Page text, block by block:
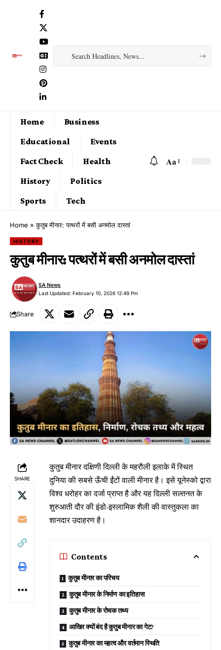
Home
Business
Educational
Events
Fact Check
Health
History
Politics
Sports
Tech
Aa
Home »कुतुब मीनार: पत्थरों में बसी अनमोल दास्तां
HISTORY
कुतुब मीनार: पत्थरों में बसी अनमोल दास्तां
Last Updated: February 10, 2026 12:49 Pm
SA News
Share
SHARE
कुतुब मीनार दक्षिणी दिल्ली के महरौली इलाके में स्थित
दुनिया की सबसे ऊँची ईंटों वाली मीनार है। इसे यूनेस्को द्वारा
विश्व धरोहर का दर्जा प्राप्त है और यह दिल्ली सल्तनत के
शुरुआती दौर की इंडो-इस्लामिक शैली की वास्तुकला का
शानदार उदाहरण है।
Contents
कुतुब मीनार का परिचय
कुतुब मीनार के निर्माण का इतिहास
कुतुब मीनार के रोचक तथ्य
आखिर क्यों बंद है कुतुब मीनार का गेट?
कुतुब मीनार का महत्व और वर्तमान स्थिति